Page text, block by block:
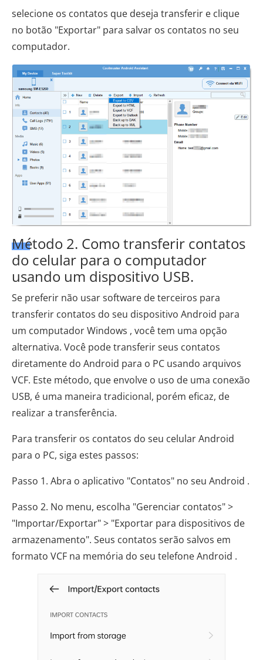
selecione os contatos que deseja transferir e clique
no botão "Exportar" para salvar os contatos no seu
computador.
Método 2. Como transferir contatos
do celular para o computador
usando um dispositivo USB.
Se preferir não usar software de terceiros para
transferir contatos do seu dispositivo Android para
um computador Windows , você tem uma opção
alternativa. Você pode transferir seus contatos
diretamente do Android para o PC usando arquivos
VCF. Este método, que envolve o uso de uma conexão
USB, é uma maneira tradicional, porém eficaz, de
realizar a transferência.
Para transferir os contatos do seu celular Android
para o PC, siga estes passos:
Passo 1. Abra o aplicativo "Contatos" no seu Android .
Passo 2. No menu, escolha "Gerenciar contatos" >
"Importar/Exportar" > "Exportar para dispositivos de
armazenamento". Seus contatos serão salvos em
formato VCF na memória do seu telefone Android .